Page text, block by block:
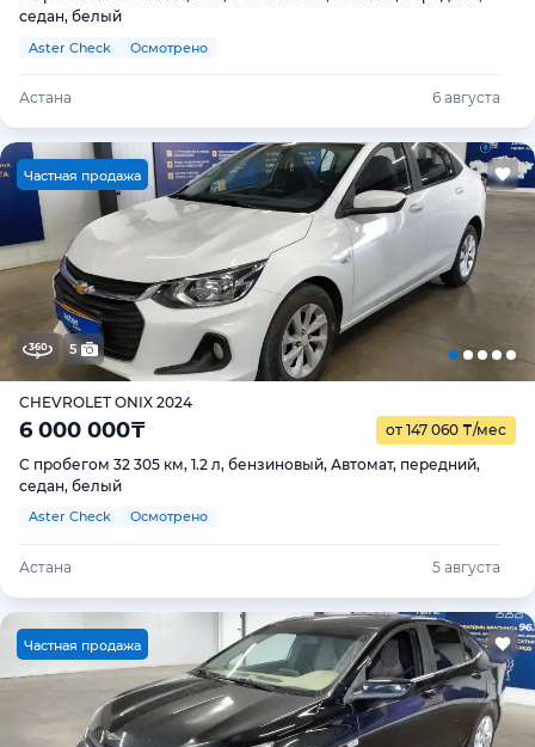
седан, белый
Aster Check Осмотрено
Астана 6 августа
Частная продажа
5
CHEVROLET ONIX 2024
6 000 000₸ от 147 060 ₸/мес
С пробегом 32 305 км, 1.2 л, бензиновый, Автомат, передний,
седан, белый
Aster Check Осмотрено
Астана 5 августа
Частная продажа